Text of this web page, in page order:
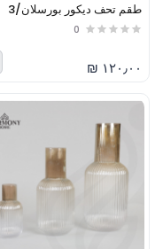
طقم تحف ديكور بورسلان/3
0
١٢٠٫٠٠ ₪